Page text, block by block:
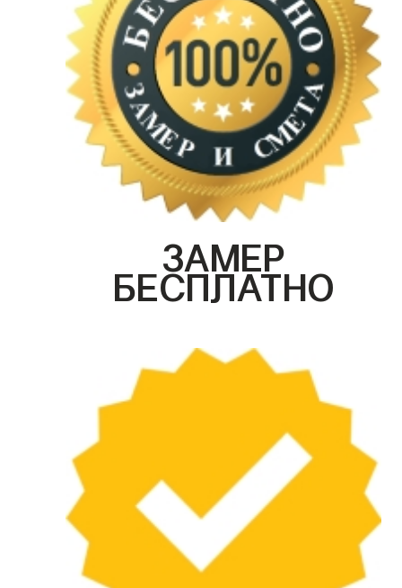
ЗАМЕР
БЕСПЛАТНО